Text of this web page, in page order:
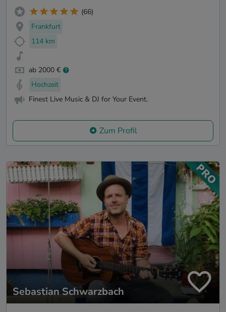
(66)
Frankfurt
114 km
ab 2000 €
Hochzeit
Finest Live Music & DJ for Your Event.
Zum Profil
Sebastian Schwarzbach